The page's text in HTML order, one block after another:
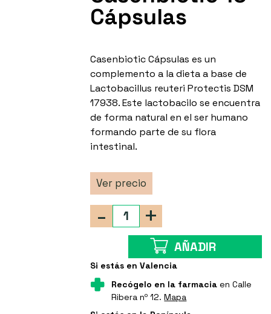
Cápsulas
Casenbiotic Cápsulas es un
complemento a la dieta a base de
Lactobacillus reuteri Protectis DSM
17938. Este lactobacilo se encuentra
de forma natural en el ser humano
formando parte de su flora
intestinal.
Ver precio
+
-
AÑADIR
Si estás en Valencia
Recógelo en la farmacia en Calle
Ribera nº 12.Mapa